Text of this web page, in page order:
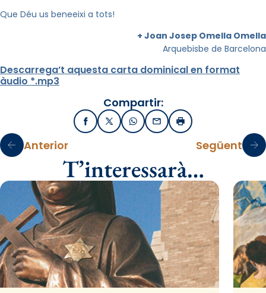
Que Déu us beneeixi a tots!
+ Joan Josep Omella Omella
Arquebisbe de Barcelona
Descarrega’t aquesta carta dominical en format
àudio *.mp3
Compartir:
FacebookX / TwitterWhatsApp
EmailImprimir
Anterior Següent
T’interessarà…